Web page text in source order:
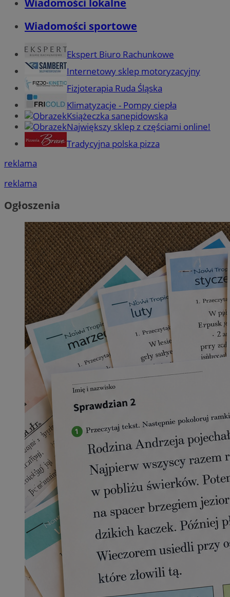
Wiadomości lokalne
Wiadomości sportowe
Ekspert Biuro Rachunkowe
Internetowy sklep motoryzacyjny
Fizjoterapia Ruda Śląska
Klimatyzacje - Pompy ciepła
Książeczka sanepidowska
Największy sklep z częściami online!
Tradycyjna polska pizza
reklama
reklama
Ogłoszenia